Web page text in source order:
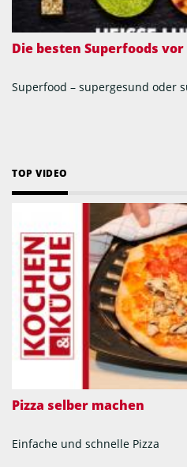
Die besten Superfoods
Superfood – supergesund oder
TOP VIDEO
Pizza selber machen
Einfache und schnelle Pizza